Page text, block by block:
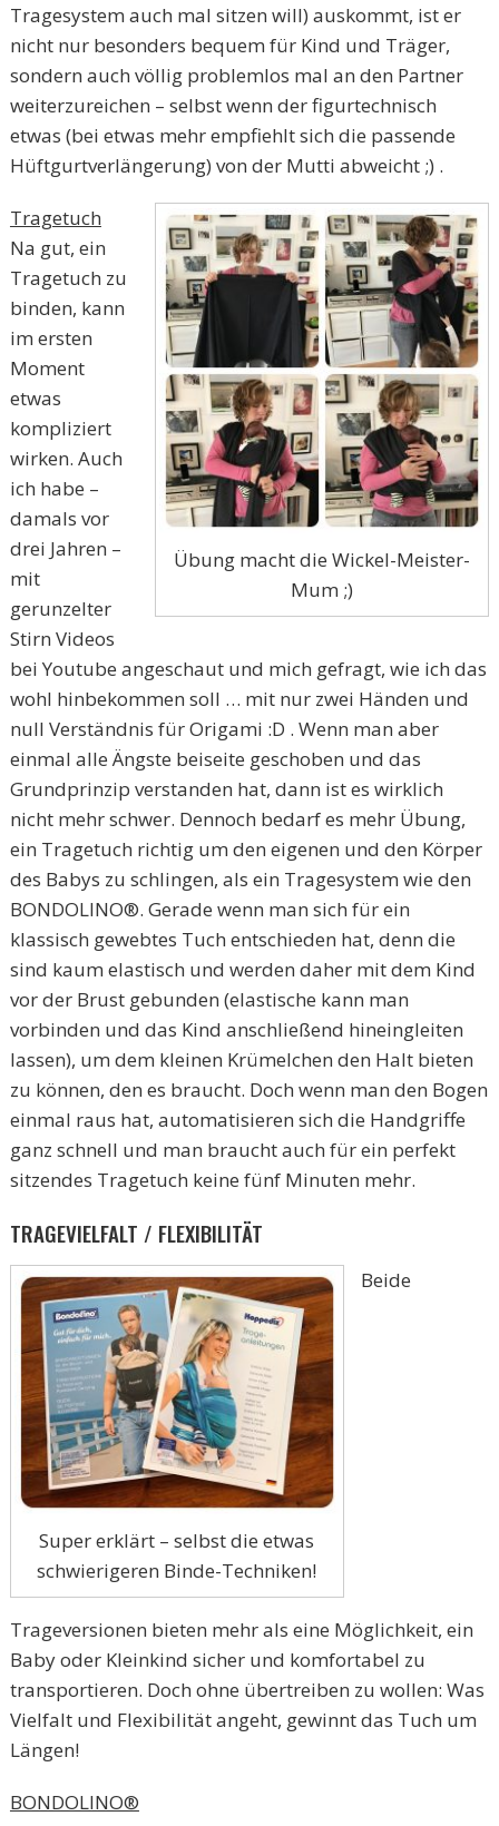
Tragesystem auch mal sitzen will) auskommt, ist er
nicht nur besonders bequem für Kind und Träger,
sondern auch völlig problemlos mal an den Partner
weiterzureichen – selbst wenn der figurtechnisch
etwas (bei etwas mehr empfiehlt sich die passende
Hüftgurtverlängerung) von der Mutti abweicht ;) .
Übung macht die Wickel-Meister-
Mum ;)
Tragetuch
Na gut, ein
Tragetuch zu
binden, kann
im ersten
Moment
etwas
kompliziert
wirken. Auch
ich habe –
damals vor
drei Jahren –
mit
gerunzelter
Stirn Videos
bei Youtube angeschaut und mich gefragt, wie ich das
wohl hinbekommen soll … mit nur zwei Händen und
null Verständnis für Origami :D . Wenn man aber
einmal alle Ängste beiseite geschoben und das
Grundprinzip verstanden hat, dann ist es wirklich
nicht mehr schwer. Dennoch bedarf es mehr Übung,
ein Tragetuch richtig um den eigenen und den Körper
des Babys zu schlingen, als ein Tragesystem wie den
BONDOLINO®. Gerade wenn man sich für ein
klassisch gewebtes Tuch entschieden hat, denn die
sind kaum elastisch und werden daher mit dem Kind
vor der Brust gebunden (elastische kann man
vorbinden und das Kind anschließend hineingleiten
lassen), um dem kleinen Krümelchen den Halt bieten
zu können, den es braucht. Doch wenn man den Bogen
einmal raus hat, automatisieren sich die Handgriffe
ganz schnell und man braucht auch für ein perfekt
sitzendes Tragetuch keine fünf Minuten mehr.
TRAGEVIELFALT / FLEXIBILITÄT
Super erklärt – selbst die etwas
schwierigeren Binde-Techniken!
Beide
Trageversionen bieten mehr als eine Möglichkeit, ein
Baby oder Kleinkind sicher und komfortabel zu
transportieren. Doch ohne übertreiben zu wollen: Was
Vielfalt und Flexibilität angeht, gewinnt das Tuch um
Längen!
BONDOLINO®